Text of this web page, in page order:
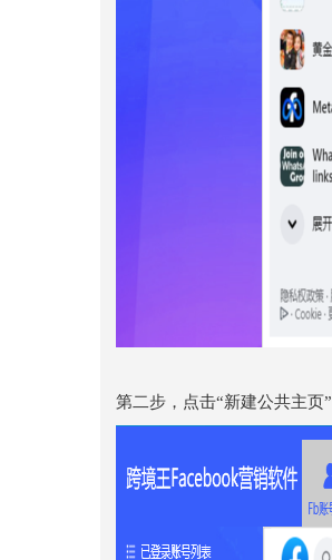
第二步，点击“新建公共主页”